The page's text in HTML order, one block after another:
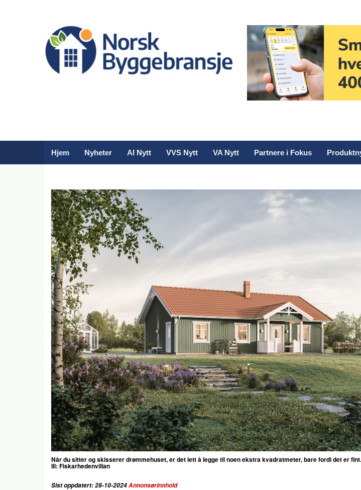
Hjem Nyheter AI Nytt VVS Nytt VA Nytt Partnere i Fokus
Når du sitter og skisserer drømmehuset, er det lett å legge til noen ekstra kvadratmeter, bare fordi det er
Ill: Fiskarhedenvillan
Sist oppdatert: 28-10-2024Annonsørinnhold